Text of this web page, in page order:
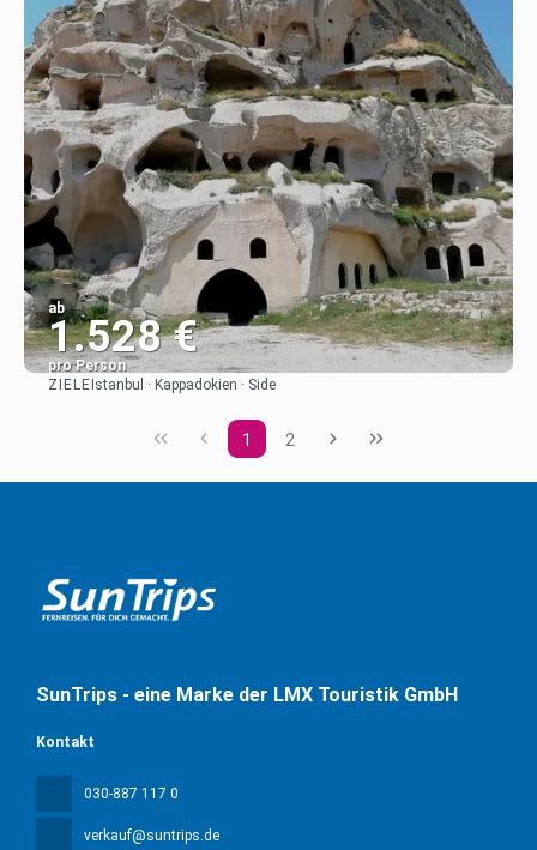
ab
1.528 €
pro Person
ZIELE Istanbul · Kappadokien · Side
1 2
SunTrips - eine Marke der LMX Touristik GmbH
Kontakt
030-887 117 0
verkauf@suntrips.de